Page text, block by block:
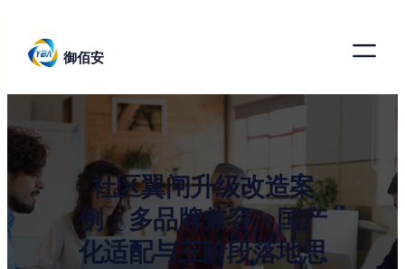
御佰安
社区翼闸升级改造案
例：多品牌兼容、国产
化适配与三阶段落地思